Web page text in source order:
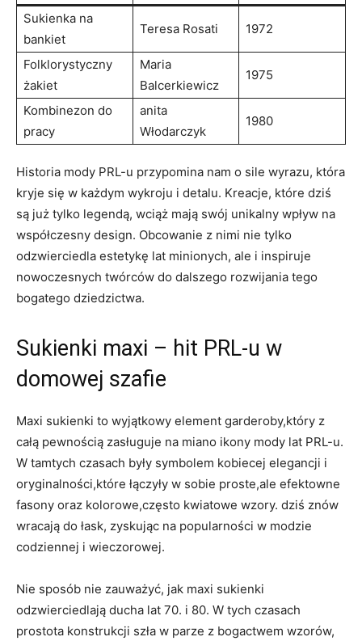
Sukienka na
bankiet
Teresa Rosati 1972
Folklorystyczny
żakiet
Maria
Balcerkiewicz
1975
Kombinezon do
pracy
anita
Włodarczyk
1980
Historia mody PRL-u przypomina nam o sile wyrazu, która
kryje się w każdym wykroju i detalu. Kreacje, które dziś
są już tylko legendą, wciąż mają swój unikalny wpływ na
współczesny design. Obcowanie z nimi nie tylko
odzwierciedla estetykę lat minionych, ale i inspiruje
nowoczesnych twórców do dalszego rozwijania tego
bogatego dziedzictwa.
Sukienki maxi – hit PRL-u w
domowej szafie
Maxi sukienki to wyjątkowy element garderoby,który z
całą pewnością zasługuje na miano ikony mody lat PRL-u.
W tamtych czasach były symbolem kobiecej elegancji i
oryginalności,które łączyły w sobie proste,ale efektowne
fasony oraz kolorowe,często kwiatowe wzory. dziś znów
wracają do łask, zyskując na popularności w modzie
codziennej i wieczorowej.
Nie sposób nie zauważyć, jak maxi sukienki
odzwierciedlają ducha lat 70. i 80. W tych czasach
prostota konstrukcji szła w parze z bogactwem wzorów,